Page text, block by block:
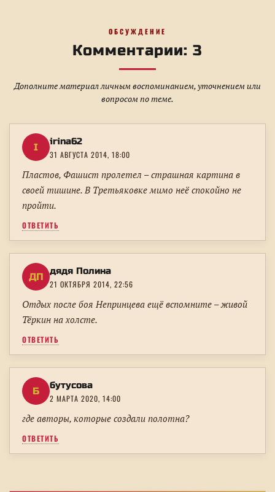
ОБСУЖДЕНИЕ
Комментарии: 3
Дополните материал личным воспоминанием, уточнением или
вопросом по теме.
I irina62
31 АВГУСТА 2014, 18:00
Пластов, Фашист пролетел – страшная картина в
своей тишине. В Третьяковке мимо неё спокойно не
пройти.
ОТВЕТИТЬ
ДП дядя Полина
21 ОКТЯБРЯ 2014, 22:56
Отдых после боя Непринцева ещё вспомните – живой
Тёркин на холсте.
ОТВЕТИТЬ
Б бутусова
2 МАРТА 2020, 14:00
где авторы, которые создали полотна?
ОТВЕТИТЬ